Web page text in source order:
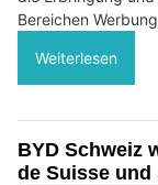
Bereichen
Weiterlesen
BYD Schweiz
de Suisse